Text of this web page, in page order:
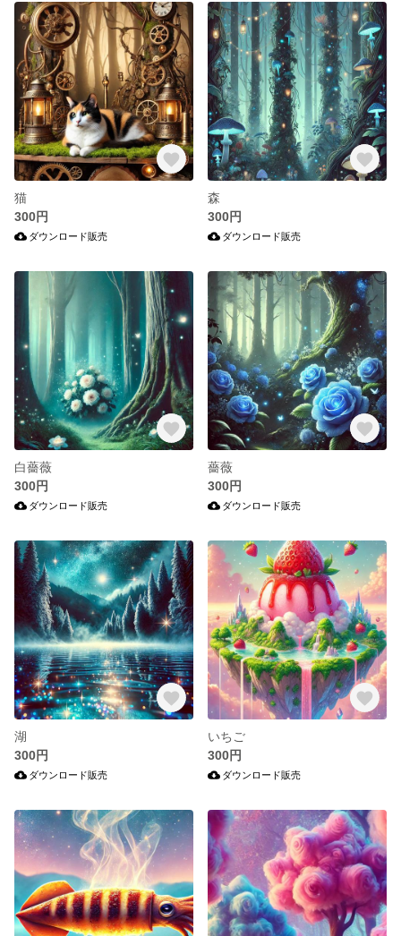
猫
300円
ダウンロード販売
森
300円
ダウンロード販売
白薔薇
300円
ダウンロード販売
薔薇
300円
ダウンロード販売
湖
300円
ダウンロード販売
いちご
300円
ダウンロード販売